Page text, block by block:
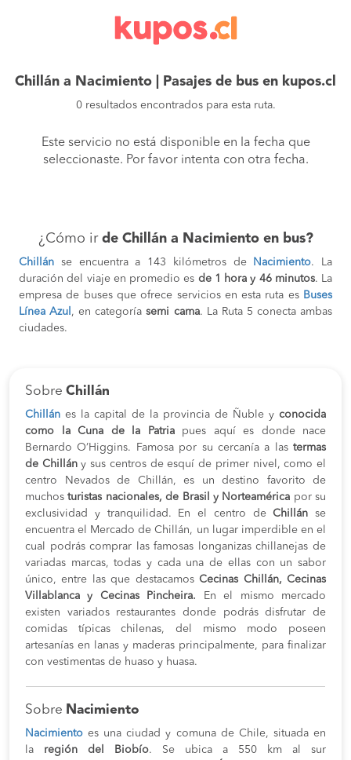
Chillán a Nacimiento | Pasajes de bus en kupos.cl
0 resultados encontrados para esta ruta.
Este servicio no está disponible en la fecha que
seleccionaste. Por favor intenta con otra fecha.
¿Cómo ir de Chillán a Nacimiento en bus?
Chillán se encuentra a 143 kilómetros de Nacimiento. La
duración del viaje en promedio es de 1 hora y 46 minutos. La
empresa de buses que ofrece servicios en esta ruta es Buses
Línea Azul , en categoríasemi cama. La Ruta 5 conecta ambas
ciudades.
Sobre Chillán
Chillán es la capital de la provincia de Ñuble y conocida
como la Cuna de la Patriapues aquí es donde nace
Bernardo O’Higgins. Famosa por su cercanía a las termas
de Chillány sus centros de esquí de primer nivel, como el
centro Nevados de Chillán, es un destino favorito de
muchos turistas nacionales, de Brasil y Norteamérica por su
exclusividad y tranquilidad. En el centro deChillán se
encuentra el Mercado de Chillán, un lugar imperdible en el
cual podrás comprar las famosas longanizas chillanejas de
variadas marcas, todas y cada una de ellas con un sabor
único, entre las que destacamosCecinas Chillán, Cecinas
Villablanca y Cecinas Pincheira.
En el mismo mercado
existen variados restaurantes donde podrás disfrutar de
comidas típicas chilenas, del mismo modo poseen
artesanías en lanas y maderas principalmente, para finalizar
con vestimentas de huaso y huasa.
Sobre Nacimiento
Nacimiento es una ciudad y comuna de Chile, situada en
la región del Biobío. Se ubica a 550 km al sur